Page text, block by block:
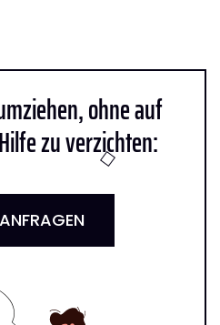
ohne auf
zu verzichten: